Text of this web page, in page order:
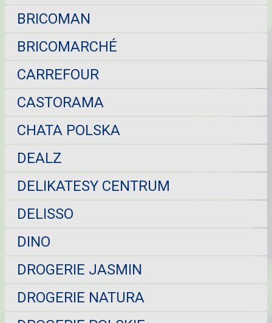
BRICOMAN
BRICOMARCHÉ
CARREFOUR
CASTORAMA
CHATA POLSKA
DEALZ
DELIKATESY CENTRUM
DELISSO
DINO
DROGERIE JASMIN
DROGERIE NATURA